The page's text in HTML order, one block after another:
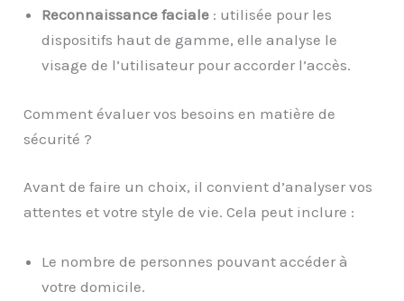
Reconnaissance faciale : utilisée pour les
dispositifs haut de gamme, elle analyse le
visage de l’utilisateur pour accorder l’accès.
Comment évaluer vos besoins en matière de
sécurité ?
Avant de faire un choix, il convient d’analyser vos
attentes et votre style de vie. Cela peut inclure :
Le nombre de personnes pouvant accéder à
votre domicile.